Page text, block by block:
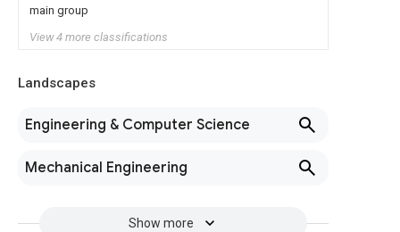
main group
View 4 more classifications
Landscapes
Engineering & Computer Science
Mechanical Engineering
Show more